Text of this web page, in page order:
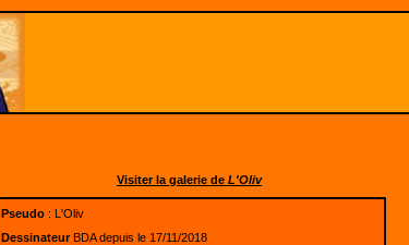
Visiter la galerie deL'Oliv
Pseudo: L'Oliv
DessinateurBDA depuis le 17/11/2018